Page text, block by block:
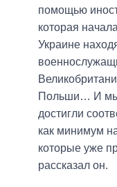
помощью
которая
Украине
Польши… И мы
достигли
как минимум
которые уже
рассказал он.